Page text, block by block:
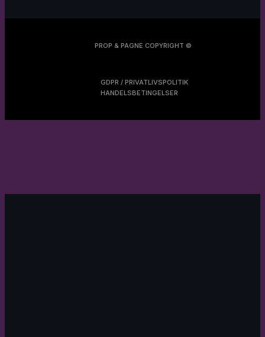
PROP & PAGNE COPYRIGHT ©
GDPR / PRIVATLIVSPOLITIK
HANDELSBETINGELSER